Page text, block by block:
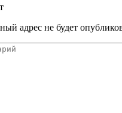
адрес не будет